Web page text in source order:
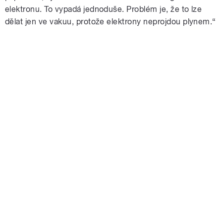
elektronu. To vypadá jednoduše. Problém je, že to lze
dělat jen ve vakuu, protože elektrony neprojdou plynem.“